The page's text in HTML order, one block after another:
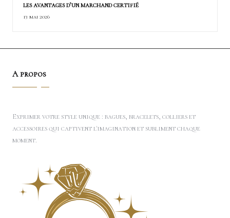
les avantages d’un marchand certifié
13 mai 2026
A propos
Exprimer votre style unique : bagues, bracelets, colliers et
accessoires qui captivent l'imagination et subliment chaque
moment.